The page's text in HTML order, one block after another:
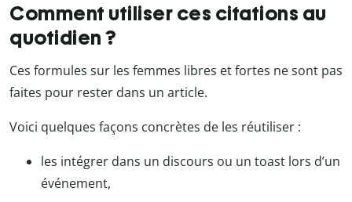
Comment utiliser ces citations au
quotidien ?
Ces formules sur les femmes libres et fortes ne sont pas
faites pour rester dans un article.
Voici quelques façons concrètes de les réutiliser :
les intégrer dans un discours ou un toast lors d’un
événement,